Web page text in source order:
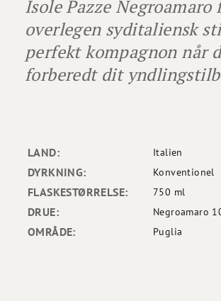
Isole Pazze
overlegen syditaliensk
perfekt kompagnon når
forberedt dit
LAND: Italien
DYRKNING: Konventionel
FLASKESTØRRELSE: 750 ml
DRUE: Negroamaro
OMRÅDE: Puglia